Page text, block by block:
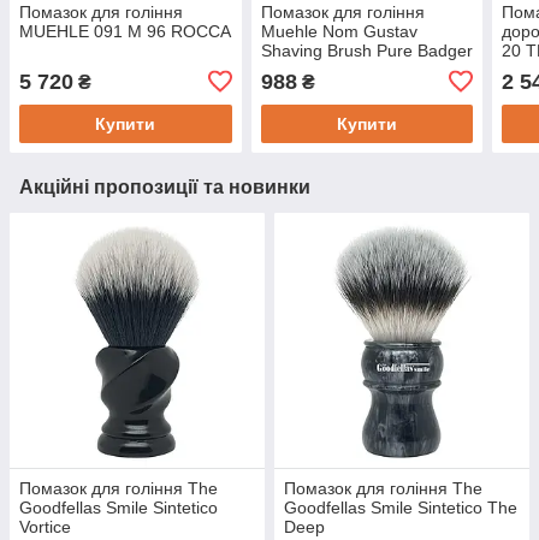
Помазок для гоління
MUEHLE 091 M 96 ROCCA
5 720 ₴
Купити
Помазок для гоління
Muehle Nom Gustav
Shaving Brush Pure Badger
988₴
Купити
20
2
Акційні пропозиції та новинки
Помазок для гоління The
Goodfellas Smile Sintetico
Vortice
Помазок для гоління The
Goodfellas Smile Sintetico The
Deep